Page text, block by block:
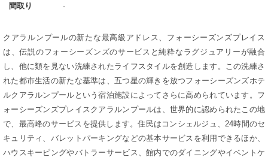
間取り -
クアラルンプールの新たな最高級アドレス、フォーシーズンズプレイス
は、伝説のフォーシーズンズのサービスと純粋なラグジュアリーが融合
し、他に類を見ない洗練されたライフスタイルを創造します。この洗練さ
れた都市生活の新たな基準は、五つ星の輝きを放つフォーシーズンズホテ
ルクアラルンプールという宿泊施設によってさらに高められています。フ
ォーシーズンズプレイスクアラルンプールは、世界的に認められたこの地
で、最高峰のサービスを提供します。住民はコンシェルジュ、24時間のセ
キュリティ、バレットパーキングなどの基本サービスを利用できるほか、
ハウスキーピングやバトラーサービス、館内でのダイニングやイベントケ